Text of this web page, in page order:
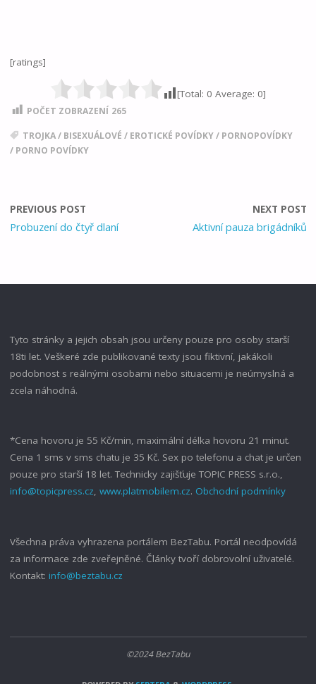
[ratings]
[Total: 0 Average: 0]
POČET ZOBRAZENÍ 265
TROJKA/ BISEXUÁLOVÉ / EROTICKÉ POVÍDKY/ PORNOPOVÍDKY
/ PORNO POVÍDKY
PREVIOUS POST
Probuzení do čtyř dlaní
NEXT POST
Aktivní pauza brigádníků
Tyto stránky a jejich obsah jsou určeny pouze pro osoby starší
18ti let. Veškeré zde publikované texty jsou fiktivní, jakákoli
podobnost s reálnými osobami nebo situacemi je neúmyslná a
zcela náhodná.
*Cena hovoru je 55 Kč/min, maximální délka hovoru 21 minut.
Cena 1 sms v sms chatu je 35 Kč. Sex po telefonu a chat je určen
pouze pro starší 18 let. Technicky zajišťuje TOPIC PRESS s.r.o.,
info@topicpress.cz, www.platmobilem.cz. Obchodní podmínky
Všechna práva vyhrazena portálem BezTabu. Portál neodpovídá
za informace zde zveřejněné. Články tvoří dobrovolní uživatelé.
Kontakt: info@beztabu.cz
©2024 BezTabu